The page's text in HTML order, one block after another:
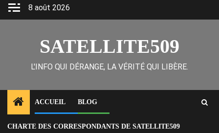
Skip
8 août 2026
SATELLITE509
L'INFO QUI DÉRANGE, LA VÉRITÉ QUI LIBÈRE.
ACCUEIL BLOG
CHARTE DES CORRESPONDANTS DE SATELLITE509
Home
Actu